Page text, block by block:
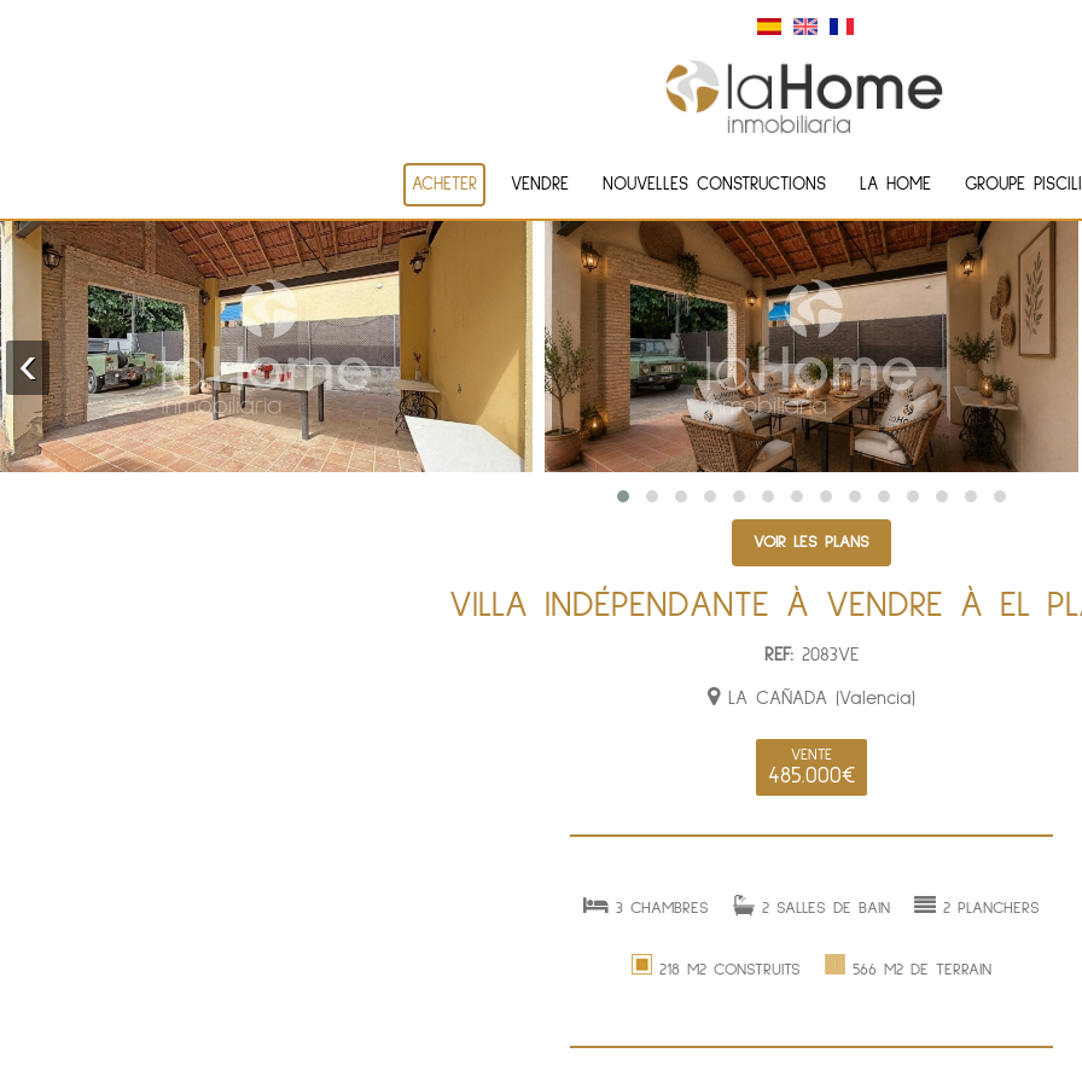
ACHETER VENDRE NOUVELLES CONSTRUCTIONS LA HOME GROUPE
‹
VOIR LES PLANS
VILLA INDÉPENDANTE À VENDRE À EL
REF: 2083VE
LA CAÑADA (Valencia)
VENTE
485.000€
3 CHAMBRES 2 SALLES DE BAIN 2 PLANCHERS
218 M2 CONSTRUITS 566 M2 DE TERRAIN